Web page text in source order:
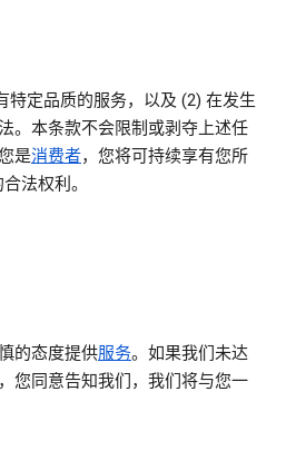
特定品质的服务，以及 (2) 在发生
。本条款不会限制或剥夺上述任
是消费者，您将可持续享有您所
法权利。
的态度提供服务。如果我们未达
您同意告知我们，我们将与您一